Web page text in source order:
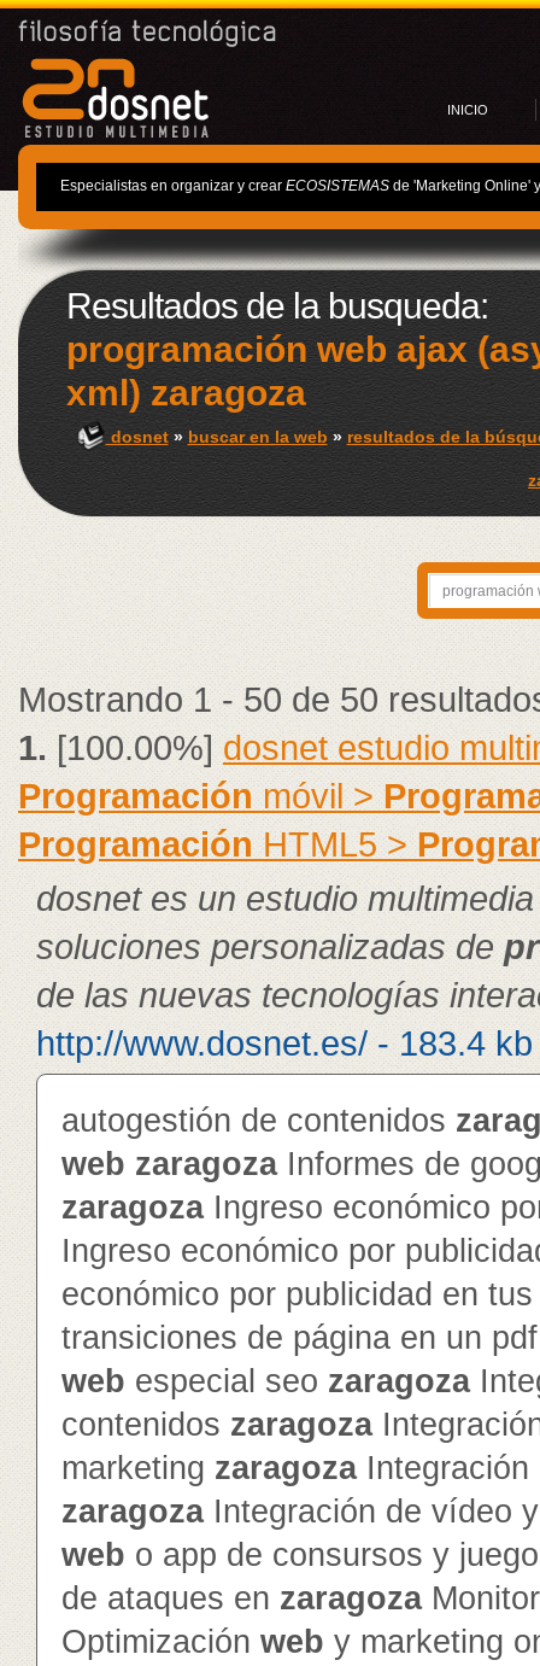
INICIO
Especialistas en organizar y crear ECOSISTEMAS de 'Marketing Online'
Resultados de la busqueda:
programación web ajax
xml) zaragoza
dosnet» buscar en la web » resultados de la
Mostrando 1 - 50 de 50
1.[100.00%]dosnet estudio
Programaciónmóvil >
Programación HTML5 >
dosnet es un estudio
soluciones personalizadas de
de las nuevas tecnologías
http://www.dosnet.es/ - 183.4 kb
autogestión de contenidos
web zaragozaInformes de
zaragozaIngreso económico
Ingreso económico por
económico por publicidad en
transiciones de página en un
web especial seo zaragoza
contenidos zaragoza
marketing zaragozaIntegración
zaragozaIntegración de vídeo
web o app de consursos y
de ataques en zaragoza
Optimización web y marketing